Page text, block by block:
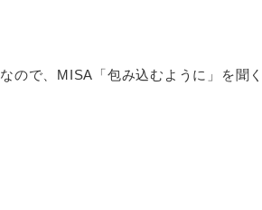
なので、MISA「包み込むように」を聞